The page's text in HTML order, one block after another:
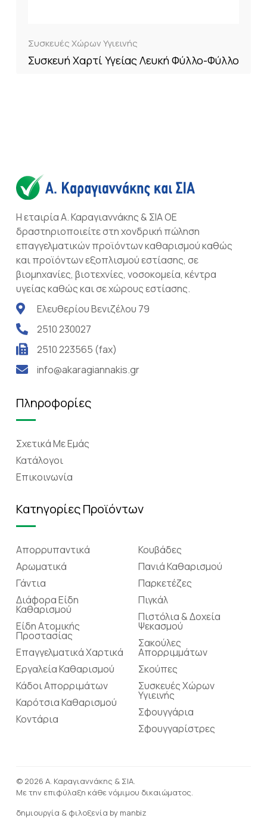
Συσκευές Χώρων Υγιεινής
Συσκευή Χαρτί Υγείας Λευκή Φύλλο-Φύλλο
Η εταιρία Α. Καραγιαννάκης & ΣΙΑ ΟΕ
δραστηριοποιείτε στη χονδρική πώληση
επαγγελματικών προϊόντων καθαρισμού καθώς
και προϊόντων εξοπλισμού εστίασης, σε
βιομηχανίες, βιοτεχνίες, νοσοκομεία, κέντρα
υγείας καθώς και σε χώρους εστίασης.
Ελευθερίου Βενιζέλου 79
2510 230027
2510 223565 (fax)
info@akaragiannakis.gr
Πληροφορίες
Σχετικά Mε Eμάς
Κατάλογοι
Επικοινωνία
Κατηγορίες Προϊόντων
Απορρυπαντικά
Αρωματικά
Γάντια
Διάφορα Είδη
Καθαρισμού
Είδη Ατομικής
Προστασίας
Επαγγελματικά Χαρτικά
Εργαλεία Καθαρισμού
Κάδοι Απορριμάτων
Καρότσια Καθαρισμού
Κοντάρια
Κουβάδες
Πανιά Καθαρισμού
Παρκετέζες
Πιγκάλ
Πιστόλια & Δοχεία
Ψεκασμού
Σακούλες
Απορριμμάτων
Σκούπες
Συσκευές Χώρων
Υγιεινής
Σφουγγάρια
Σφουγγαρίστρες
© 2026 Α. Καραγιαννάκης & ΣΙΑ.
Με την επιφύλαξη κάθε νόμιμου δικαιώματος.
δημιουργία & φιλοξενία by manbiz